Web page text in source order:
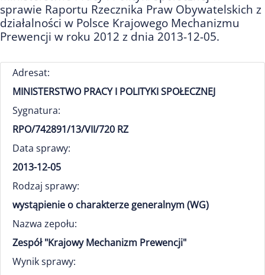
sprawie Raportu Rzecznika Praw Obywatelskich z
działalności w Polsce Krajowego Mechanizmu
Prewencji w roku 2012 z dnia 2013-12-05.
Adresat:
MINISTERSTWO PRACY I POLITYKI SPOŁECZNEJ
Sygnatura:
RPO/742891/13/VII/720 RZ
Data sprawy:
2013-12-05
Rodzaj sprawy:
wystąpienie o charakterze generalnym (WG)
Nazwa zepołu:
Zespół "Krajowy Mechanizm Prewencji"
Wynik sprawy: